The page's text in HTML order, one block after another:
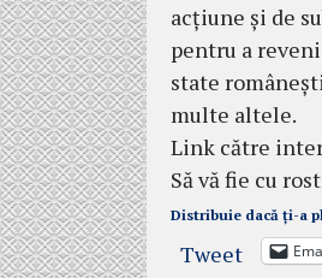
acțiune și de
pentru a
state
multe altele.
Link către
Să vă fie cu
Distribuie dacă ți-a
Tweet